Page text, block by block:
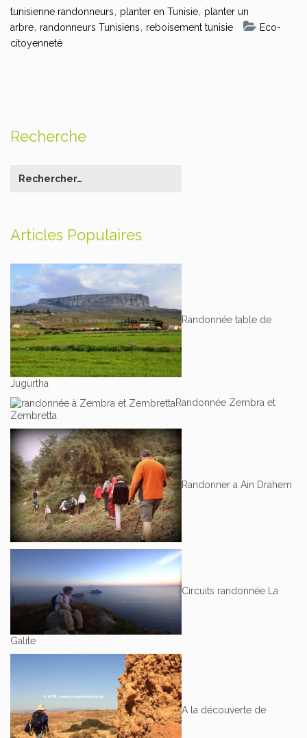
tunisienne randonneurs, planter en Tunisie, planter un
arbre, randonneurs Tunisiens, reboisement tunisie
Eco-
citoyenneté
Recherche
Articles Populaires
Randonnée table de
Jugurtha
Randonnée Zembra et
Zembretta
Randonner a Ain Drahem
Circuits randonnée La
Galite
A la découverte de